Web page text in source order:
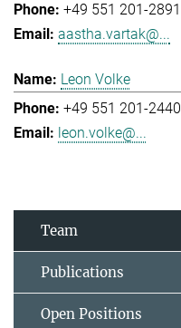
+49 551 201-2891
aastha.vartak@...
Leon Volke
+49 551 201-2440
leon.volke@...
Team
Publications
Open Positions